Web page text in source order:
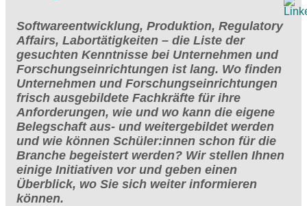
Softwareentwicklung, Produktion, Regulatory
Affairs, Labortätigkeiten – die Liste der
gesuchten Kenntnisse bei Unternehmen und
Forschungseinrichtungen ist lang. Wo finden
Unternehmen und Forschungseinrichtungen
frisch ausgebildete Fachkräfte für ihre
Anforderungen, wie und wo kann die eigene
Belegschaft aus- und weitergebildet werden
und wie können Schüler:innen schon für die
Branche begeistert werden? Wir stellen Ihnen
einige Initiativen vor und geben einen
Überblick, wo Sie sich weiter informieren
können.